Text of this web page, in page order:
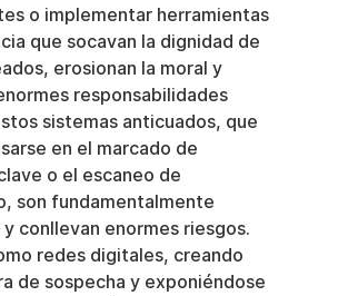
o implementar herramientas
que socavan la dignidad de
erosionan la moral y
responsabilidades
sistemas anticuados, que
en el marcado de
o el escaneo de
son fundamentalmente
conllevan enormes riesgos.
redes digitales, creando
de sospecha y exponiéndose